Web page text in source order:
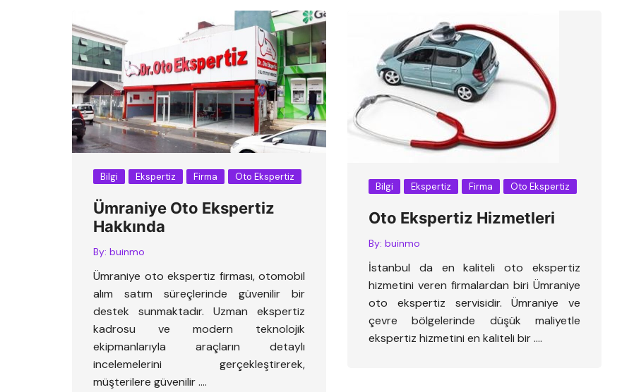
Bilgi Ekspertiz Firma Oto Ekspertiz
Ümraniye Oto Ekspertiz
Hakkında
By: buinmo
Ümraniye oto ekspertiz firması, otomobil
alım satım süreçlerinde güvenilir bir
destek sunmaktadır. Uzman ekspertiz
kadrosu ve modern teknolojik
ekipmanlarıyla araçların detaylı
incelemelerini gerçekleştirerek,
müşterilere güvenilir ….
Bilgi Ekspertiz Firma Oto Ekspertiz
Oto Ekspertiz Hizmetleri
By: buinmo
İstanbul da en kaliteli oto ekspertiz
hizmetini veren firmalardan biri Ümraniye
oto ekspertiz servisidir. Ümraniye ve
çevre bölgelerinde düşük maliyetle
ekspertiz hizmetini en kaliteli bir ….